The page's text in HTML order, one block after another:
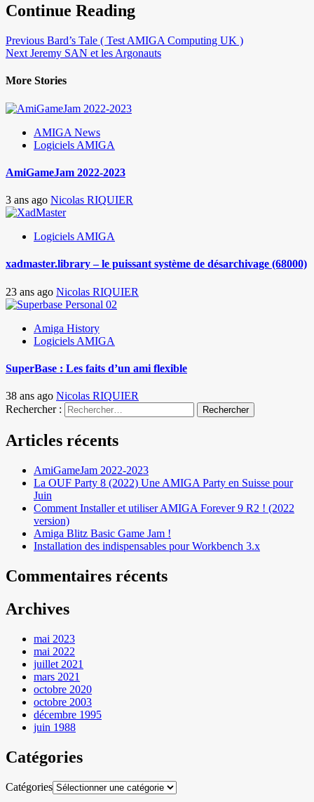
Continue Reading
Previous Bard’s Tale ( Test AMIGA Computing UK )
Next Jeremy SAN et les Argonauts
More Stories
AMIGA News
Logiciels AMIGA
AmiGameJam 2022-2023
3 ans ago Nicolas RIQUIER
Logiciels AMIGA
xadmaster.library – le puissant système de désarchivage (68000)
23 ans ago Nicolas RIQUIER
Amiga History
Logiciels AMIGA
SuperBase : Les faits d’un ami flexible
38 ans ago Nicolas RIQUIER
Rechercher :
Articles récents
AmiGameJam 2022-2023
La OUF Party 8 (2022) Une AMIGA Party en Suisse pour
Juin
Comment Installer et utiliser AMIGA Forever 9 R2 ! (2022
version)
Amiga Blitz Basic Game Jam !
Installation des indispensables pour Workbench 3.x
Commentaires récents
Archives
mai 2023
mai 2022
juillet 2021
mars 2021
octobre 2020
octobre 2003
décembre 1995
juin 1988
Catégories
Catégories